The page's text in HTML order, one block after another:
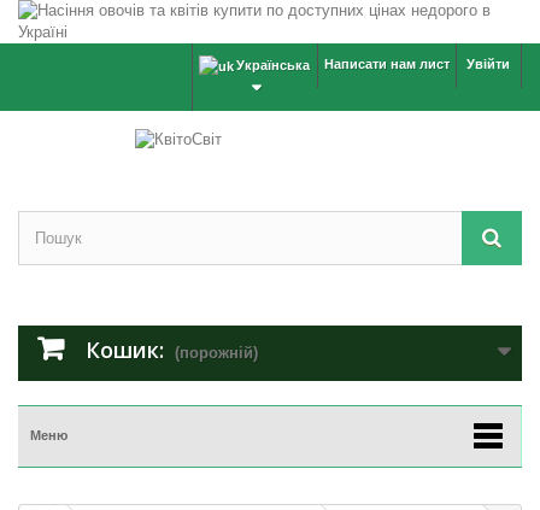
Увійти
Написати нам лист
Українська
Кошик: (порожній)
Меню